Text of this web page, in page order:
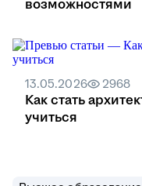
возможностями
13.05.2026 2968
Как стать
учиться